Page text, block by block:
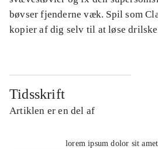
bøvser fjenderne væk. Spil som
kopier af dig selv til at løse drilske
Tidsskrift
Artiklen er en del af
lorem ipsum dolor sit amet